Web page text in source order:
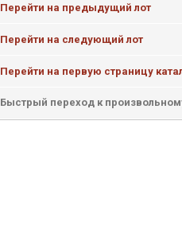
Перейти на предыдущий лот
Перейти на следующий лот
Перейти на первую страницу
Быстрый переход к